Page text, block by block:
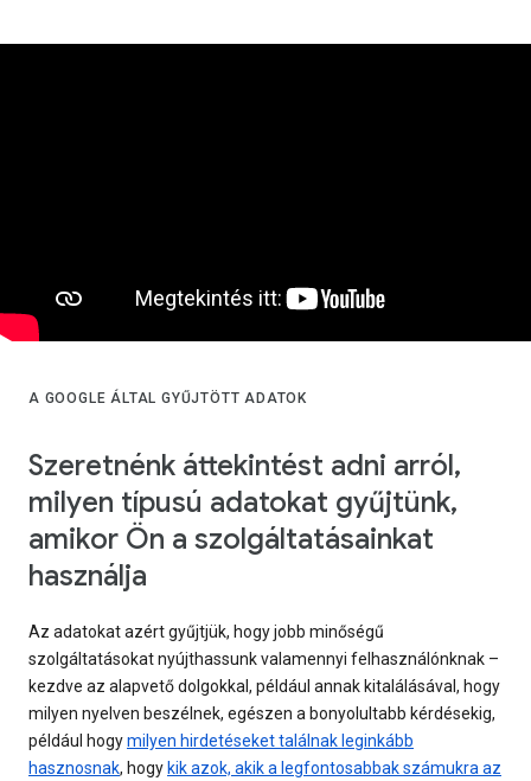
A GOOGLE ÁLTAL GYŰJTÖTT ADATOK
Szeretnénk áttekintést adni arról,
milyen típusú adatokat gyűjtünk,
amikor Ön a szolgáltatásainkat
használja
Az adatokat azért gyűjtjük, hogy jobb minőségű
szolgáltatásokat nyújthassunk valamennyi felhasználónknak –
kezdve az alapvető dolgokkal, például annak kitalálásával, hogy
milyen nyelven beszélnek, egészen a bonyolultabb kérdésekig,
például hogymilyen hirdetéseket találnak leginkább
hasznosnak, hogy kik azok, akik a legfontosabbak számukra az